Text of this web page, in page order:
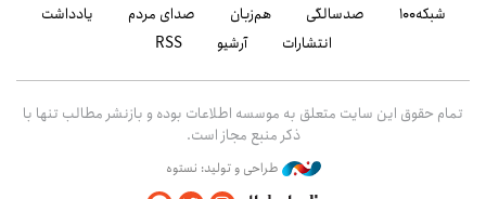
شبکه۱۰۰ صدسالگی هم‌زبان صدای مردم
یادداشت
انتشارات
آرشیو RSS
تمام حقوق این سایت متعلق به موسسه اطلاعات بوده و بازنشر مطالب تنها با
ذکر منبع مجاز است.
طراحی و تولید: نستوه